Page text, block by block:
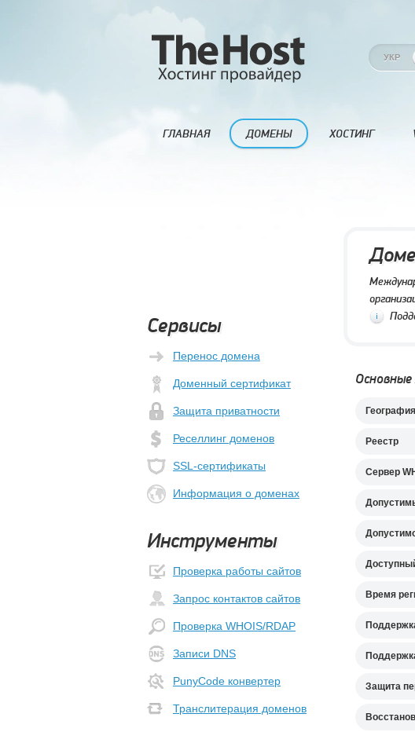
УКР
ГЛАВНАЯ ДОМЕНЫ ХОСТИНГ
Сервисы
Перенос домена
Доменный сертификат
Защита приватности
Реселлинг доменов
SSL-сертификаты
Информация о доменах
Инструменты
Проверка работы сайтов
Запрос контактов сайтов
Проверка WHOIS/RDAP
Записи DNS
PunyCode конвертер
Транслитерация доменов
География
Реестр
Cервер
Время
Защита